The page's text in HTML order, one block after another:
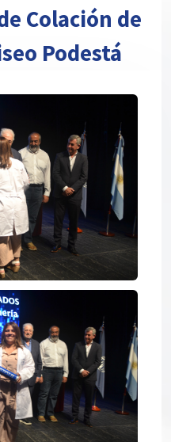
Colación de
Podestá